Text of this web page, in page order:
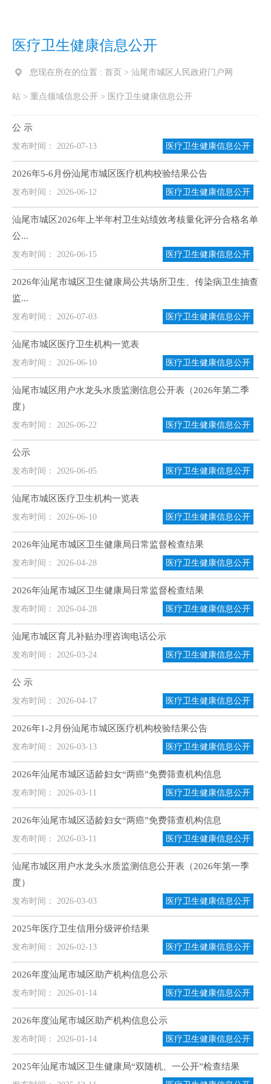
医疗卫生健康信息公开
您现在所在的位置 : 首页 > 汕尾市城区人民政府门户网
站 > 重点领域信息公开 > 医疗卫生健康信息公开
公 示
发布时间： 2026-07-13 医疗卫生健康信息公开
2026年5-6月份汕尾市城区医疗机构校验结果公告
发布时间： 2026-06-12 医疗卫生健康信息公开
汕尾市城区2026年上半年村卫生站绩效考核量化评分合格名单
公...
发布时间： 2026-06-15 医疗卫生健康信息公开
2026年汕尾市城区卫生健康局公共场所卫生、传染病卫生抽查
监...
发布时间： 2026-07-03 医疗卫生健康信息公开
汕尾市城区医疗卫生机构一览表
发布时间： 2026-06-10 医疗卫生健康信息公开
汕尾市城区用户水龙头水质监测信息公开表（2026年第二季
度）
发布时间： 2026-06-22 医疗卫生健康信息公开
公示
发布时间： 2026-06-05 医疗卫生健康信息公开
汕尾市城区医疗卫生机构一览表
发布时间： 2026-06-10 医疗卫生健康信息公开
2026年汕尾市城区卫生健康局日常监督检查结果
发布时间： 2026-04-28 医疗卫生健康信息公开
2026年汕尾市城区卫生健康局日常监督检查结果
发布时间： 2026-04-28 医疗卫生健康信息公开
汕尾市城区育儿补贴办理咨询电话公示
发布时间： 2026-03-24 医疗卫生健康信息公开
公 示
发布时间： 2026-04-17 医疗卫生健康信息公开
2026年1-2月份汕尾市城区医疗机构校验结果公告
发布时间： 2026-03-13 医疗卫生健康信息公开
2026年汕尾市城区适龄妇女“两癌”免费筛查机构信息
发布时间： 2026-03-11 医疗卫生健康信息公开
2026年汕尾市城区适龄妇女“两癌”免费筛查机构信息
发布时间： 2026-03-11 医疗卫生健康信息公开
汕尾市城区用户水龙头水质监测信息公开表（2026年第一季
度）
发布时间： 2026-03-03 医疗卫生健康信息公开
2025年医疗卫生信用分级评价结果
发布时间： 2026-02-13 医疗卫生健康信息公开
2026年度汕尾市城区助产机构信息公示
发布时间： 2026-01-14 医疗卫生健康信息公开
2026年度汕尾市城区助产机构信息公示
发布时间： 2026-01-14 医疗卫生健康信息公开
2025年汕尾市城区卫生健康局“双随机、一公开”检查结果